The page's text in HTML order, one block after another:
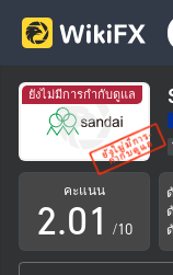
ยังไม่มีการกำกับดูแล
คะแนน
0
1
2
3
.0
1
0
1
2
/10